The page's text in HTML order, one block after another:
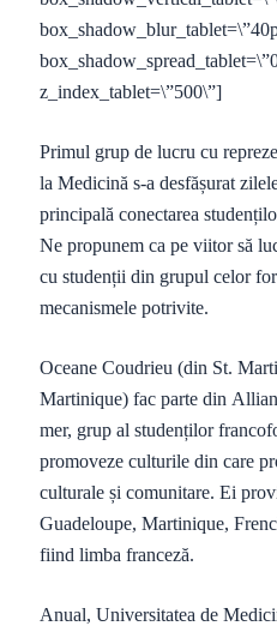
z_index_tablet=\”500\”]
Primul grup de lucru cu
la Medicină s-a desfășurat
principală conectarea
Ne propunem ca pe viitor să
cu studenții din grupul celor
mecanismele potrivite.
Oceane Coudrieu (din St.
Martinique) fac parte din
mer, grup al studenților
promoveze culturile din care
culturale și comunitare. Ei
Guadeloupe, Martinique,
fiind limba franceză.
Anual, Universitatea de